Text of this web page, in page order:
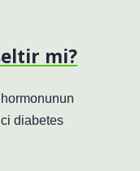
mi?
diabetes